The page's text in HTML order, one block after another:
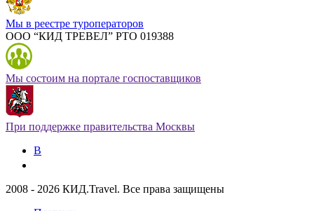
Мы в реестре туроператоров
ООО “КИД ТРЕВЕЛ” РТО 019388
Мы состоим на портале госпоставщиков
При поддержке правительства Москвы
В
2008 - 2026 КИД.Travel. Все права защищены